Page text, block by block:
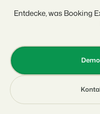
Entdecke, was Booking